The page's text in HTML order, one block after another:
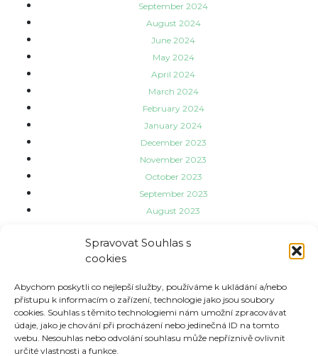
Spravovat Souhlas s
cookies
Abychom poskytli co nejlepší služby, používáme k ukládání a/nebo
přístupu k informacím o zařízení, technologie jako jsou soubory
cookies. Souhlas s těmito technologiemi nám umožní zpracovávat
údaje, jako je chování při procházení nebo jedinečná ID na tomto
webu. Nesouhlas nebo odvolání souhlasu může nepříznivě ovlivnit
určité vlastnosti a funkce.
September 2024
August 2024
June 2024
May 2024
April 2024
March 2024
February 2024
January 2024
December 2023
November 2023
October 2023
September 2023
August 2023
June 2023
Categories
Aktuality
Informace o třídách